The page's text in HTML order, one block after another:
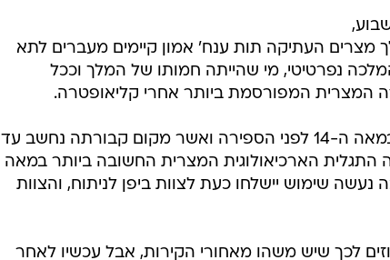
מצרים העתיקה תות ענח' אמון קיימים מעברים לתא
נפרטיטי, מי שהייתה חמותו של המלך וככל
המצרית המפורסמת ביותר אחרי קליאופטרה.
ישנו עניין בינלאומי עצום בנפרטיטי, שמתה במאה ה-14 לפני הספירה ואשר מקום קבורתה נחשב עד
הארכיאולוגית המצרית החשובה ביותר במאה
שימוש יישלחו כעת לצוות ביפן לניתוח, והצוות
מוקדם יותר כי ישנו סיכוי של 60 אחוזים לכך שיש משהו מאחורי הקירות, אבל עכשיו לאחר